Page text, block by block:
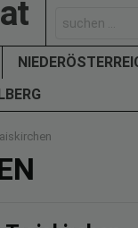
for: